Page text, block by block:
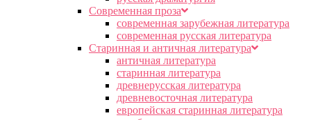
Современная проза
современная зарубежная литература
современная русская литература
Старинная и античная литература
античная литература
старинная литература
древнерусская литература
древневосточная литература
европейская старинная литература